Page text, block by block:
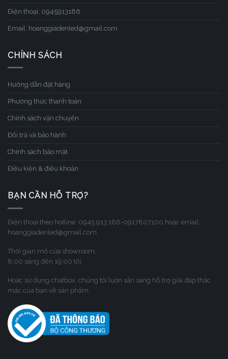
Điện thoại: 0945913186
Email: hoanggiadenled@gmail.com
CHÍNH SÁCH
Hướng dẫn đặt hàng
Phương thức thanh toán
Chính sách vận chuyển
Đổi trả và bảo hành
Chính sách bảo mật
Điều kiện & điều khoản
BẠN CẦN HỖ TRỢ?
Điện thoại theo hotline: 0945.913.186-0917807100 hoặc email:
hoanggiadenled@gmail.com
Thời gian mở cửa showroom:
8:00 sáng đến 19:00 tối
Hoặc sử dụng chatbox, chúng tôi luôn sẳn sàng hỗ trợ giải đáp thắc
mắc của bạn về sản phẩm.